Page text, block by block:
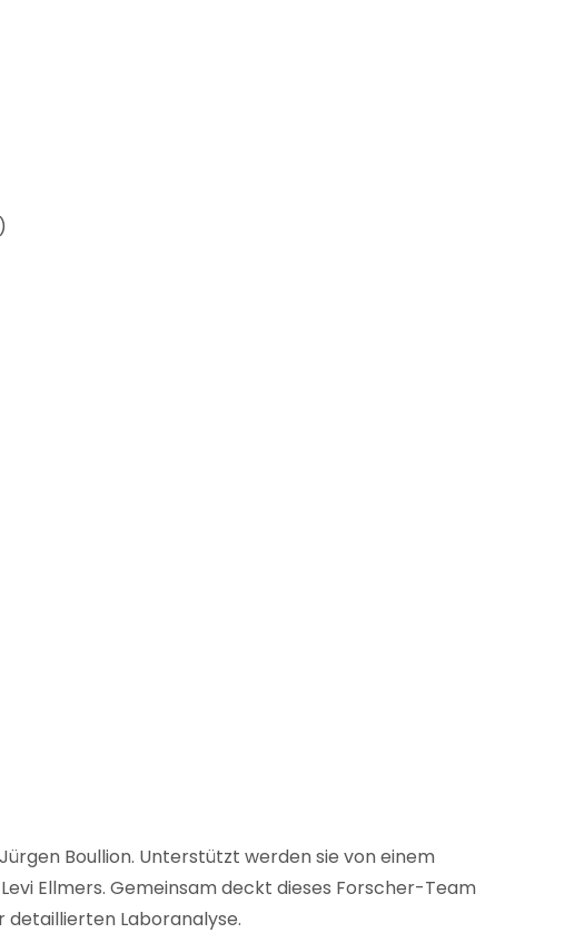
Boullion. Unterstützt werden sie von einem
Ellmers. Gemeinsam deckt dieses Forscher-Team
detaillierten Laboranalyse.